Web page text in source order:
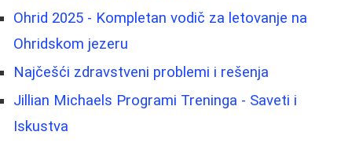
Ohrid 2025 - Kompletan vodič za letovanje na
Ohridskom jezeru
Najčešći zdravstveni problemi i rešenja
Jillian Michaels Programi Treninga - Saveti i
Iskustva